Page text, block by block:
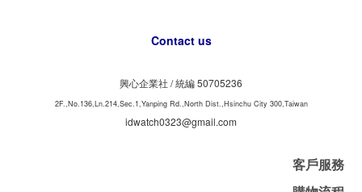
Contact us
興心企業社 /統編 50705236
2F.,No.136,Ln.214,Sec.1,Yanping Rd.,North Dist.,Hsinchu City 300,Taiwan
idwatch0323@gmail.com
客戶服務